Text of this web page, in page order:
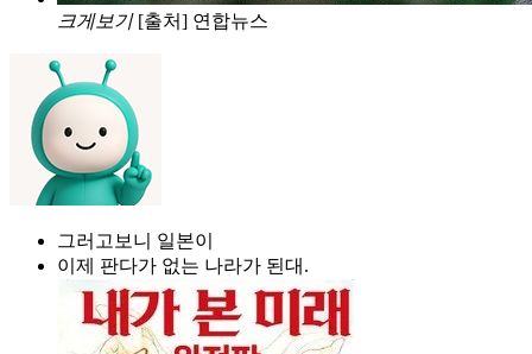
크게보기 [출처] 연합뉴스
그러고보니 일본이
이제 판다가 없는 나라가 된대.